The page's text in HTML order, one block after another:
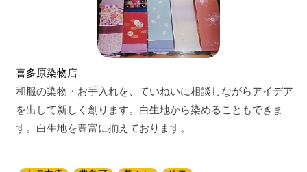
喜多原染物店
和服の染物・お手入れを、ていねいに相談しながらアイデア
を出して新しく創ります。白生地から染めることもできま
す。白生地を豊富に揃えております。